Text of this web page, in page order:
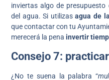
inviertas algo de
del agua. Si utilizasagua de
que contactar con tu
merecerá la penainvertir
Consejo 7:
¿No te suena la palabra “